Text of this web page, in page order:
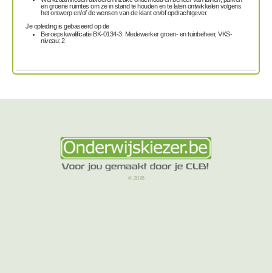
en groene ruimtes om ze in stand te houden en te laten ontwikkelen volgens
het ontwerp en/of de wensen van de klant en/of opdrachtgever.
Je opleiding is gebaseerd op de
Beroepskwalificatie BK-0134-3: Medewerker groen- en tuinbeheer, VKS-
niveau: 2
© 2026